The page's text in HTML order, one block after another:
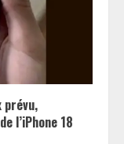
prévu,
l’iPhone 18